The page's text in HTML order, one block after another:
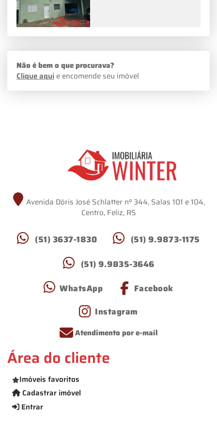
Não é bem o que procurava?
Clique aqui e encomende seu imóvel
Avenida Dóris José Schlatter nº 344, Salas 101 e 104,
Centro, Feliz, RS
(51) 3637-1830
(51) 9.9873-1175
(51) 9.9835-3646
WhatsApp
Facebook
Instagram
Atendimento por e-mail
Área do cliente
Imóveis favoritos
Cadastrar imóvel
Entrar